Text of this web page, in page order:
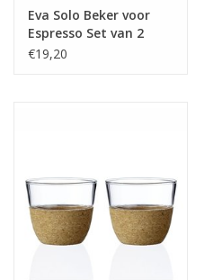
Eva Solo Beker voor
Espresso Set van 2
Stuks
€19,20